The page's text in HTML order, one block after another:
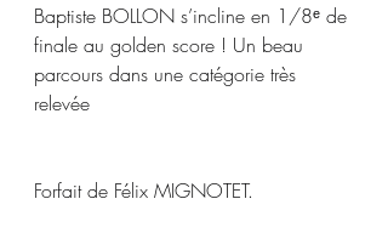
Baptiste BOLLON s’incline en 1/8ᵉ de
finale au golden score ! Un beau
parcours dans une catégorie très
relevée
Forfait de Félix MIGNOTET.